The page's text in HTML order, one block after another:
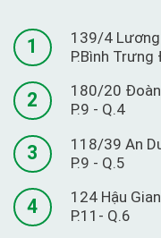
1
139/4
P.Bình Trưng
2
180/20
P.9 - Q.4
3
118/39 An
P.9 - Q.5
4
124 Hậu
P.11- Q.6